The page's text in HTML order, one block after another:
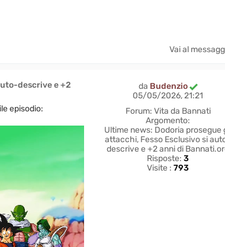
Vai al
da Budenzio
05/05/2026, 21:21
Forum: Vita da Bannati
Argomento:
Ultime news: Dodoria prosegue
attacchi, Fesso Esclusivo si
descrive e +2 anni di
Risposte:3
Visite :793
descrive e +2
episodio: